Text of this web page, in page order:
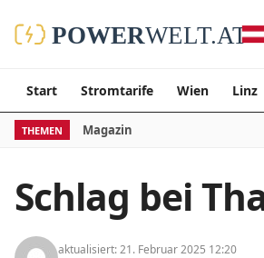
Start Stromtarife Wien Linz
THEMEN Magazin
Schlag bei
aktualisiert: 21. Februar 2025 12:20